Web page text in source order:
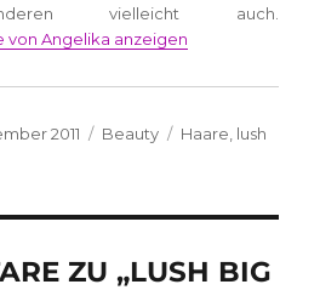
vielleicht auch.
von Angelika anzeigen
2011 Kategorien
Beauty Schlagwörter
Haare lush
ZU „LUSH BIG